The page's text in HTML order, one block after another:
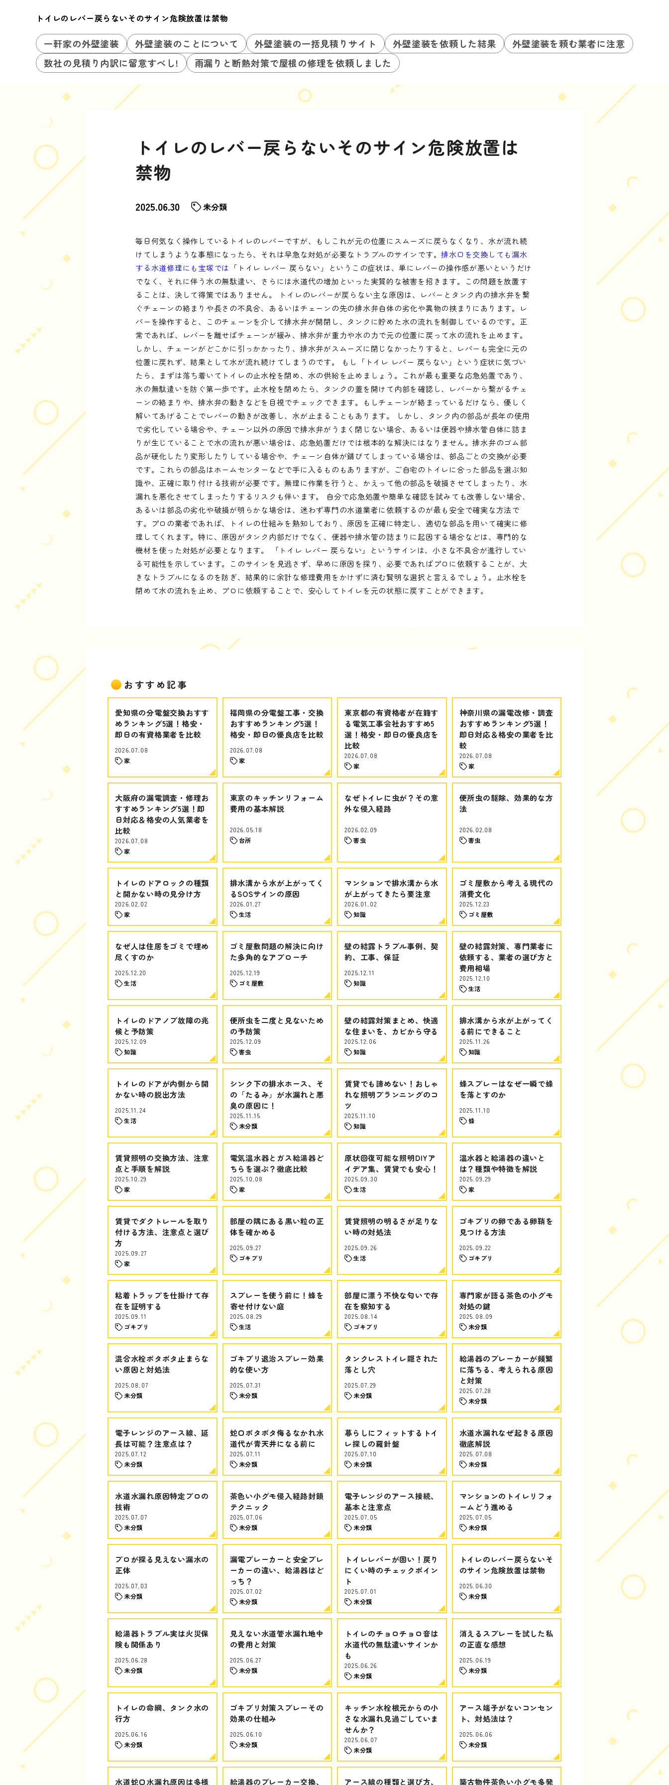
トイレのレバー戻らないそのサイン危険放置は禁物
一軒家の外壁塗装 外壁塗装のことについて 外壁塗装の一括見積りサイト 外壁塗装を依頼した結果
外壁塗装を頼む業者に注意
数社の見積り内訳に留意すべし!
雨漏りと断熱対策で屋根の修理を依頼しました
トイレのレバー戻らないそのサイン危険放置は
禁物
2025.06.30 未分類
毎日何気なく操作しているトイレのレバーですが、もしこれが元の位置にスムーズに戻らなくなり、水が流れ続
けてしまうような事態になったら、それは早急な対処が必要なトラブルのサインです。排水口を交換しても漏水
する水道修理にも宝塚では 「トイレ レバー 戻らない」というこの症状は、単にレバーの操作感が悪いというだけ
でなく、それに伴う水の無駄遣い、さらには水道代の増加といった実質的な被害を招きます。この問題を放置す
ることは、決して得策ではありません。 トイレのレバーが戻らない主な原因は、レバーとタンク内の排水弁を繋
ぐチェーンの絡まりや長さの不具合、あるいはチェーンの先の排水弁自体の劣化や異物の挟まりにあります。レ
バーを操作すると、このチェーンを介して排水弁が開閉し、タンクに貯めた水の流れを制御しているのです。正
常であれば、レバーを離せばチェーンが緩み、排水弁が重力や水の力で元の位置に戻って水の流れを止めます。
しかし、チェーンがどこかに引っかかったり、排水弁がスムーズに閉じなかったりすると、レバーも完全に元の
位置に戻れず、結果として水が流れ続けてしまうのです。 もし「トイレ レバー 戻らない」という症状に気づい
たら、まずは落ち着いてトイレの止水栓を閉め、水の供給を止めましょう。これが最も重要な応急処置であり、
水の無駄遣いを防ぐ第一歩です。止水栓を閉めたら、タンクの蓋を開けて内部を確認し、レバーから繋がるチェ
ーンの絡まりや、排水弁の動きなどを目視でチェックできます。もしチェーンが絡まっているだけなら、優しく
解いてあげることでレバーの動きが改善し、水が止まることもあります。 しかし、タンク内の部品が長年の使用
で劣化している場合や、チェーン以外の原因で排水弁がうまく閉じない場合、あるいは便器や排水管自体に詰ま
りが生じていることで水の流れが悪い場合は、応急処置だけでは根本的な解決にはなりません。排水弁のゴム部
品が硬化したり変形したりしている場合や、チェーン自体が錆びてしまっている場合は、部品ごとの交換が必要
です。これらの部品はホームセンターなどで手に入るものもありますが、ご自宅のトイレに合った部品を選ぶ知
識や、正確に取り付ける技術が必要です。無理に作業を行うと、かえって他の部品を破損させてしまったり、水
漏れを悪化させてしまったりするリスクも伴います。 自分で応急処置や簡単な確認を試みても改善しない場合、
あるいは部品の劣化や破損が明らかな場合は、迷わず専門の水道業者に依頼するのが最も安全で確実な方法で
す。プロの業者であれば、トイレの仕組みを熟知しており、原因を正確に特定し、適切な部品を用いて確実に修
理してくれます。特に、原因がタンク内部だけでなく、便器や排水管の詰まりに起因する場合などは、専門的な
機材を使った対処が必要となります。 「トイレ レバー 戻らない」というサインは、小さな不具合が進行してい
る可能性を示しています。このサインを見逃さず、早めに原因を探り、必要であればプロに依頼することが、大
きなトラブルになるのを防ぎ、結果的に余計な修理費用をかけずに済む賢明な選択と言えるでしょう。止水栓を
閉めて水の流れを止め、プロに依頼することで、安心してトイレを元の状態に戻すことができます。
おすすめ記事
愛知県の分電盤交換おすす
めランキング5選！格安・
即日の有資格業者を比較
2026.07.08
家
福岡県の分電盤工事・交換
おすすめランキング5選！
格安・即日の優良店を比較
2026.07.08
家
東京都の有資格者が在籍す
る電気工事会社おすすめ5
選！格安・即日の優良店を
比較
2026.07.08
家
神奈川県の漏電改修・調査
おすすめランキング5選！
即日対応＆格安の業者を比
較
2026.07.08
家
大阪府の漏電調査・修理お
すすめランキング5選！即
日対応＆格安の人気業者を
比較
2026.07.08
家
東京のキッチンリフォーム
費用の基本解説
2026.05.18
台所
なぜトイレに虫が？その意
外な侵入経路
2026.02.09
害虫
便所虫の駆除、効果的な方
法
2026.02.08
害虫
トイレのドアロックの種類
と開かない時の見分け方
2026.02.02
家
排水溝から水が上がってく
るSOSサインの原因
2026.01.27
生活
マンションで排水溝から水
が上がってきたら要注意
2026.01.02
知識
ゴミ屋敷から考える現代の
消費文化
2025.12.23
ゴミ屋敷
なぜ人は住居をゴミで埋め
尽くすのか
2025.12.20
生活
ゴミ屋敷問題の解決に向け
た多角的なアプローチ
2025.12.19
ゴミ屋敷
壁の結露トラブル事例、契
約、工事、保証
2025.12.11
知識
壁の結露対策、専門業者に
依頼する、業者の選び方と
費用相場
2025.12.10
生活
トイレのドアノブ故障の兆
候と予防策
2025.12.09
知識
便所虫を二度と見ないため
の予防策
2025.12.09
害虫
壁の結露対策まとめ、快適
な住まいを、カビから守る
2025.12.06
知識
排水溝から水が上がってく
る前にできること
2025.11.26
知識
トイレのドアが内側から開
かない時の脱出方法
2025.11.24
生活
シンク下の排水ホース、そ
の「たるみ」が水漏れと悪
臭の原因に！
2025.11.15
未分類
賃貸でも諦めない！おしゃ
れな照明プランニングのコ
ツ
2025.11.10
知識
蜂スプレーはなぜ一瞬で蜂
を落とすのか
2025.11.10
蜂
賃貸照明の交換方法、注意
点と手順を解説
2025.10.29
家
電気温水器とガス給湯器ど
ちらを選ぶ？徹底比較
2025.10.08
家
原状回復可能な照明DIYア
イデア集、賃貸でも安心！
2025.09.30
生活
温水器と給湯器の違いと
は？種類や特徴を解説
2025.09.29
家
賃貸でダクトレールを取り
付ける方法、注意点と選び
方
2025.09.27
家
部屋の隅にある黒い粒の正
体を確かめる
2025.09.27
ゴキブリ
賃貸照明の明るさが足りな
い時の対処法
2025.09.26
生活
ゴキブリの卵である卵鞘を
見つける方法
2025.09.22
ゴキブリ
粘着トラップを仕掛けて存
在を証明する
2025.09.11
ゴキブリ
スプレーを使う前に！蜂を
寄せ付けない庭
2025.08.29
生活
部屋に漂う不快な匂いで存
在を察知する
2025.08.14
ゴキブリ
専門家が語る茶色の小グモ
対処の鍵
2025.08.09
未分類
混合水栓ポタポタ止まらな
い原因と対処法
2025.08.07
未分類
ゴキブリ退治スプレー効果
的な使い方
2025.07.31
未分類
タンクレストイレ隠された
落とし穴
2025.07.29
未分類
給湯器のブレーカーが頻繁
に落ちる、考えられる原因
と対策
2025.07.28
未分類
電子レンジのアース線、延
長は可能？注意点は？
2025.07.12
未分類
蛇口ポタポタ侮るなかれ水
道代が青天井になる前に
2025.07.11
未分類
暮らしにフィットするトイ
レ探しの羅針盤
2025.07.10
未分類
水道水漏れなぜ起きる原因
徹底解説
2025.07.08
未分類
水道水漏れ原因特定プロの
技術
2025.07.07
未分類
茶色い小グモ侵入経路封鎖
テクニック
2025.07.06
未分類
電子レンジのアース接続、
基本と注意点
2025.07.05
未分類
マンションのトイレリフォ
ームどう進める
2025.07.05
未分類
プロが探る見えない漏水の
正体
2025.07.03
未分類
漏電ブレーカーと安全ブレ
ーカーの違い、給湯器はど
っち？
2025.07.02
未分類
トイレレバーが固い！戻り
にくい時のチェックポイン
ト
2025.07.01
未分類
トイレのレバー戻らないそ
のサイン危険放置は禁物
2025.06.30
未分類
給湯器トラブル実は火災保
険も関係あり
2025.06.28
未分類
見えない水道管水漏れ地中
の費用と対策
2025.06.27
未分類
トイレのチョロチョロ音は
水道代の無駄遣いサインか
も
2025.06.26
未分類
消えるスプレーを試した私
の正直な感想
2025.06.19
未分類
トイレの命綱、タンク水の
行方
2025.06.16
未分類
ゴキブリ対策スプレーその
効果の仕組み
2025.06.10
未分類
キッチン水栓根元からの小
さな水漏れ見過ごしていま
せんか？
2025.06.07
未分類
アース端子がないコンセン
ト、対処法は？
2025.06.06
未分類
水道蛇口水漏れ原因は多様 給湯器のブレーカー交換、 アース線の種類と選び方、 築古物件茶色い小グモ多発